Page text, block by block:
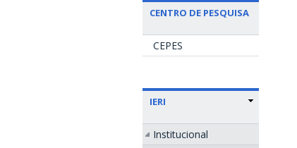
CENTRO DE PESQUISA
CEPES
IERI
Institucional